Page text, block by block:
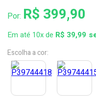
Por: R$ 399,90
Em até 10x de R$ 39,99
Escolha a cor: